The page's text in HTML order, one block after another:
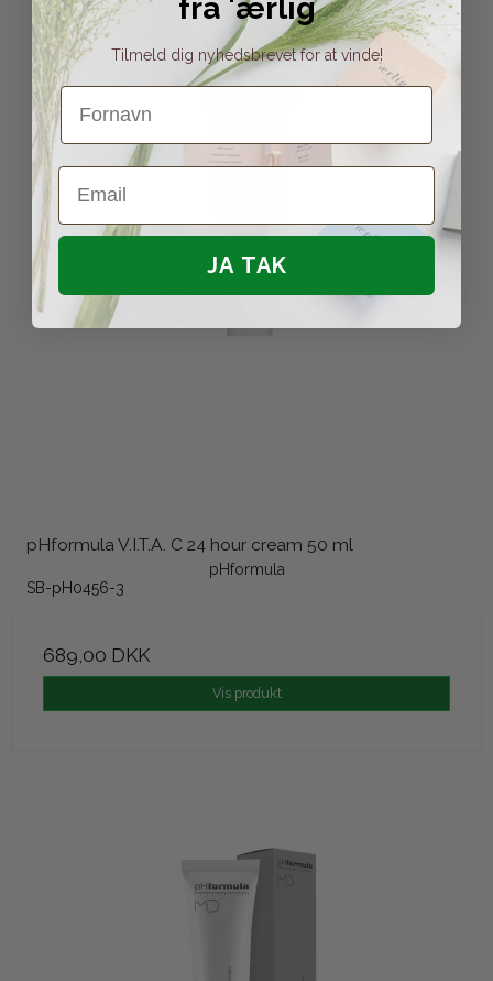
pHformula V.I.T.A. C 24 hour cream 50 ml
pHformula
SB-pH0456-3
689,00 DKK
Vis produkt
fra 'ærlig
Tilmeld dig nyhedsbrevet for at vinde!
Fornavn
Email
JA TAK